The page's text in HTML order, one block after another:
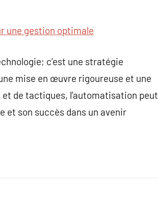
une gestion optimale
c’est une stratégie
mise en œuvre rigoureuse et une
de tactiques, l’automatisation peut
et son succès dans un avenir